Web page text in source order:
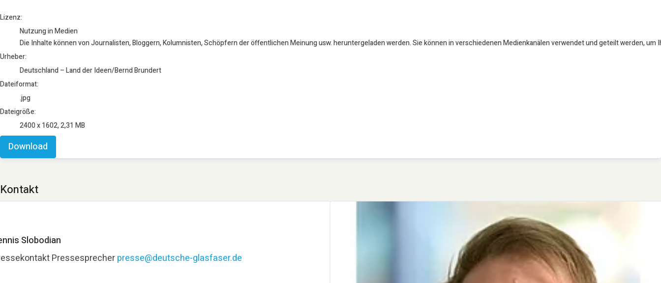
Deutschland – Land der Ideen/Bernd Brundert
Lizenz:
Nutzung in Medien
Die Inhalte können von Journalisten, Bloggern, Kolumnisten, Schöpfern der öffentlichen Meinung usw. heruntergeladen werden. Sie können in verschiedenen Medienkanälen verwendet und geteilt
Urheber:
Deutschland – Land der Ideen/Bernd Brundert
Dateiformat:
.jpg
Dateigröße:
2400 x 1602, 2,31 MB
Download
Kontakt
Slobodian
Pressesprecherpresse@deutsche-glasfaser.de